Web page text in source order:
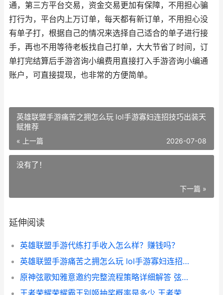
通，第三方平台交易，资金交易更加有保障，不用担心骗
打行为，平台内上万订单，每天都有新订单，不用担心没
有单子打，根据自己的情况来选择自己适合的单子进行接
手，再也不用等待老板找自己打单，大大节省了时间，订
单打完结算后手游咨询小编费用直接打入手游咨询小编通
账户，可直接提现，也非常的方便简单。
英雄联盟手游痛苦之拥怎么玩 lol手游寡妇连招技巧出装天
赋推荐
« 上一篇 2026-07-08
没有了！
下一篇 »
延伸阅读
英雄联盟手游代练打手收入怎么样？赚钱吗？
英雄联盟手游痛苦之拥怎么玩 lol手游寡妇连招技巧出装天赋推荐
原神弦歌知雅意邀约完整流程策略详细解答 弦歌知雅意杯酒谢良朋是什么意思